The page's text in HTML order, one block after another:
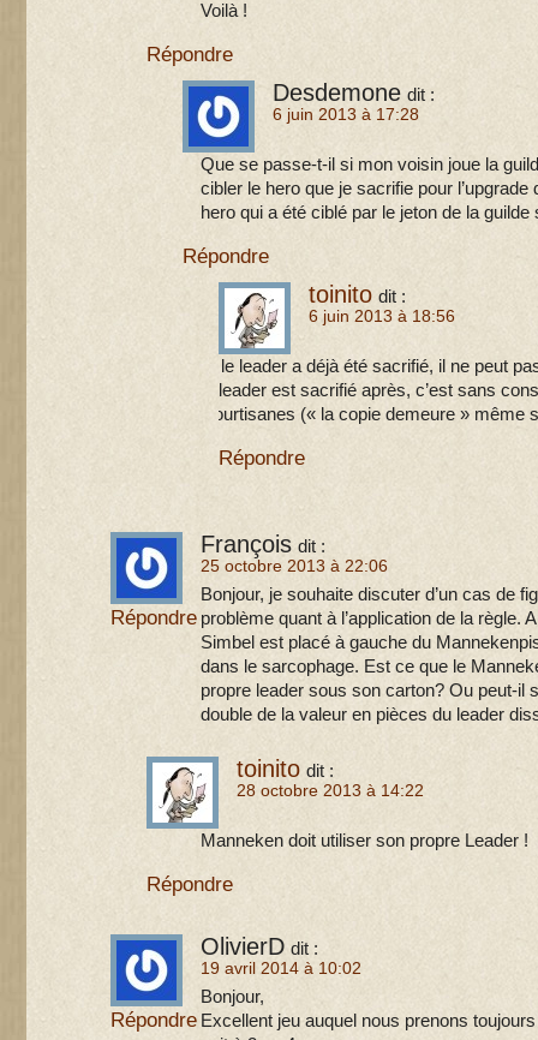
Voilà !
Répondre
Desdemone dit :
6 juin 2013 à 17:28
Que se passe-t-il si mon voisin joue la
cibler le hero que je sacrifie pour l’upgrade
hero qui a été ciblé par le jeton de la
Répondre
toinito dit :
6 juin 2013 à 18:56
Si le leader a déjà été sacrifié, il ne peut
le leader est sacrifié après, c’est sans
Courtisanes (« la copie demeure » même
Répondre
François dit :
25 octobre 2013 à 22:06
Bonjour, je souhaite discuter d’un cas de
problème quant à l’application de la règle.
Simbel est placé à gauche du
dans le sarcophage. Est ce que le
propre leader sous son carton? Ou peut-il
double de la valeur en pièces du leader
Répondre
toinito dit :
28 octobre 2013 à 14:22
Manneken doit utiliser son propre Leader !
Répondre
OlivierD dit :
19 avril 2014 à 10:02
Bonjour,
Excellent jeu auquel nous prenons
Répondre